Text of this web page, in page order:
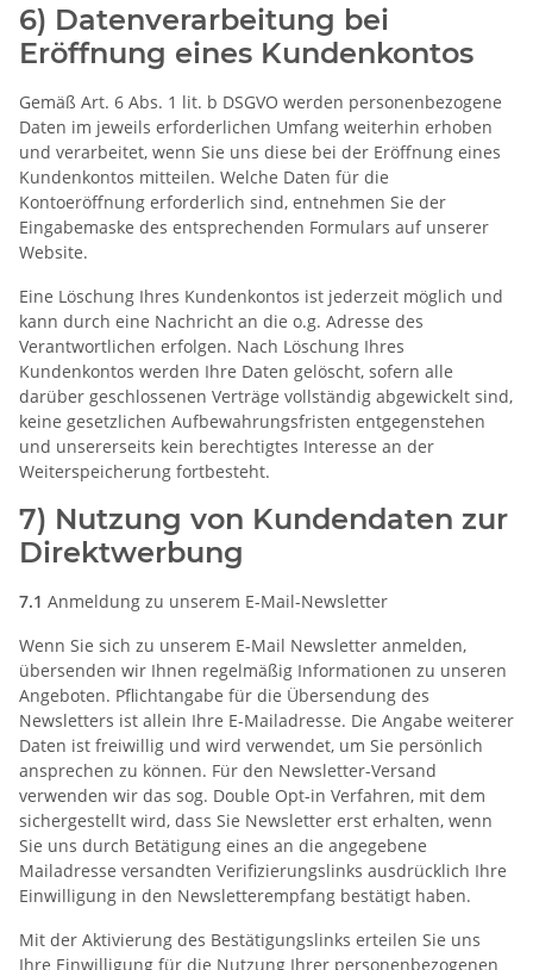
6) Datenverarbeitung bei
Eröffnung eines Kundenkontos
Gemäß Art. 6 Abs. 1 lit. b DSGVO werden personenbezogene
Daten im jeweils erforderlichen Umfang weiterhin erhoben
und verarbeitet, wenn Sie uns diese bei der Eröffnung eines
Kundenkontos mitteilen. Welche Daten für die
Kontoeröffnung erforderlich sind, entnehmen Sie der
Eingabemaske des entsprechenden Formulars auf unserer
Website.
Eine Löschung Ihres Kundenkontos ist jederzeit möglich und
kann durch eine Nachricht an die o.g. Adresse des
Verantwortlichen erfolgen. Nach Löschung Ihres
Kundenkontos werden Ihre Daten gelöscht, sofern alle
darüber geschlossenen Verträge vollständig abgewickelt sind,
keine gesetzlichen Aufbewahrungsfristen entgegenstehen
und unsererseits kein berechtigtes Interesse an der
Weiterspeicherung fortbesteht.
7) Nutzung von Kundendaten zur
Direktwerbung
7.1 Anmeldung zu unserem E-Mail-Newsletter
Wenn Sie sich zu unserem E-Mail Newsletter anmelden,
übersenden wir Ihnen regelmäßig Informationen zu unseren
Angeboten. Pflichtangabe für die Übersendung des
Newsletters ist allein Ihre E-Mailadresse. Die Angabe weiterer
Daten ist freiwillig und wird verwendet, um Sie persönlich
ansprechen zu können. Für den Newsletter-Versand
verwenden wir das sog. Double Opt-in Verfahren, mit dem
sichergestellt wird, dass Sie Newsletter erst erhalten, wenn
Sie uns durch Betätigung eines an die angegebene
Mailadresse versandten Verifizierungslinks ausdrücklich Ihre
Einwilligung in den Newsletterempfang bestätigt haben.
Mit der Aktivierung des Bestätigungslinks erteilen Sie uns
Ihre Einwilligung für die Nutzung Ihrer personenbezogenen